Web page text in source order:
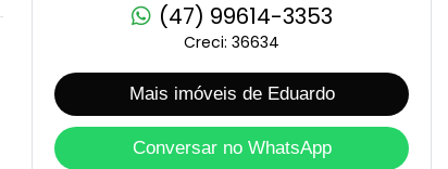
(47) 99614-3353
Creci: 36634
Mais imóveis de Eduardo
Conversar no WhatsApp